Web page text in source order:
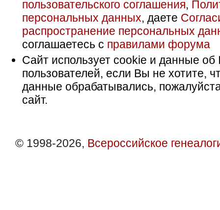
пользовательского соглашения,
персональных данных, даете
распространение персональных
соглашаетесь с правилами форума
Сайт использует cookie и данные об
пользователей, если Вы не хотите,
данные обрабатывались,
сайт.
© 1998-2026, Всероссийское